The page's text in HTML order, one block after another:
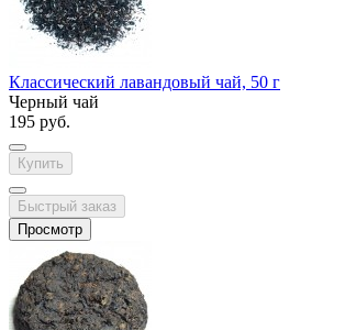
Классический лавандовый чай, 50 г
Черный чай
195 руб.
Купить
Быстрый заказ
Просмотр